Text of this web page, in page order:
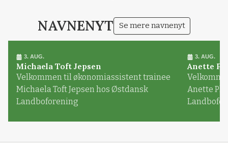
NAVNENYT Se mere navnenyt
3. AUG.
Michaela Toft Jepsen
Velkommen til økonomiassistent trainee
Michaela Toft Jepsen hos Østdansk
Landboforening
3. AUG.
Anette
Anette